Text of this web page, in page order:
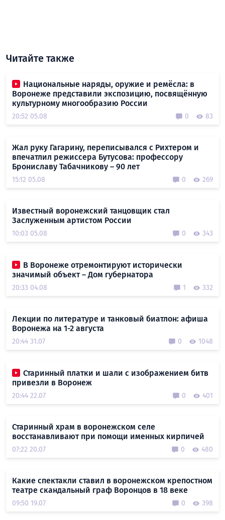
Читайте также
Национальные наряды, оружие и ремёсла: в
Воронеже представили экспозицию, посвящённую
культурному многообразию России
20:52 05.08 0 83
Жал руку Гагарину, переписывался с Рихтером и
впечатлил режиссера Бутусова: профессору
Брониславу Табачникову – 90 лет
15:12 05.08 0 269
Известный воронежский танцовщик стал
Заслуженным артистом России
10:03 05.08 0 343
В Воронеже отремонтируют исторически
значимый объект – Дом губернатора
20:33 04.08 1 332
Лекции по литературе и танковый биатлон: афиша
Воронежа на 1-2 августа
20:44 31.07 0 1048
Старинный платки и шали с изображением битв
привезли в Воронеж
20:44 22.07 0 401
Старинный храм в воронежском селе
восстанавливают при помощи именных кирпичей
07:22 20.07 0 480
Какие спектакли ставил в воронежском крепостном
театре скандальный граф Воронцов в 18 веке
09:50 19.07 0 398